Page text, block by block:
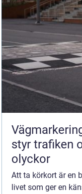
styr trafiken
olyckor
Att ta körkort är en
livet som ger en